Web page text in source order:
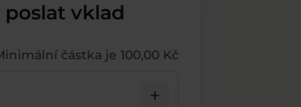
vklad
částka je 100,00 Kč
add